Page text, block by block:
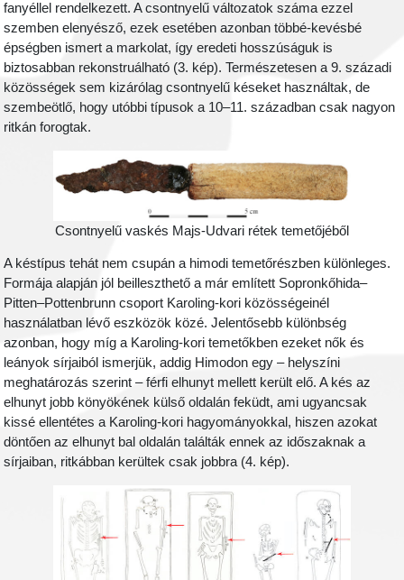
fanyéllel rendelkezett. A csontnyelű változatok száma ezzel
szemben elenyésző, ezek esetében azonban többé-kevésbé
épségben ismert a markolat, így eredeti hosszúságuk is
biztosabban rekonstruálható (3. kép). Természetesen a 9. századi
közösségek sem kizárólag csontnyelű késeket használtak, de
szembeötlő, hogy utóbbi típusok a 10–11. században csak nagyon
ritkán forogtak.
Csontnyelű vaskés Majs-Udvari rétek temetőjéből
A késtípus tehát nem csupán a himodi temetőrészben különleges.
Formája alapján jól beilleszthető a már említett Sopronkőhida–
Pitten–Pottenbrunn csoport Karoling-kori közösségeinél
használatban lévő eszközök közé. Jelentősebb különbség
azonban, hogy míg a Karoling-kori temetőkben ezeket nők és
leányok sírjaiból ismerjük, addig Himodon egy – helyszíni
meghatározás szerint – férfi elhunyt mellett került elő. A kés az
elhunyt jobb könyökének külső oldalán feküdt, ami ugyancsak
kissé ellentétes a Karoling-kori hagyományokkal, hiszen azokat
döntően az elhunyt bal oldalán találták ennek az időszaknak a
sírjaiban, ritkábban kerültek csak jobbra (4. kép).